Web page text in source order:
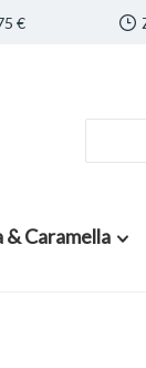
€
& Caramella